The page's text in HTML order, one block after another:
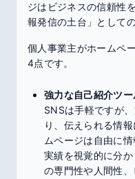
ジはビジネスの信頼性
報発信の土台」として
個人事業主がホームペ
4点です。
強力な自己紹介ツ
SNSは手軽ですが
り、伝えられる情
ムページは自由に
実績を視覚的に分
の専門性や人間性